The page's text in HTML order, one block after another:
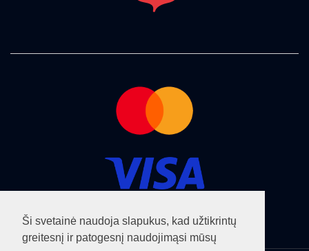
Ši svetainė naudoja slapukus, kad užtikrintų
greitesnį ir patogesnį naudojimąsi mūsų